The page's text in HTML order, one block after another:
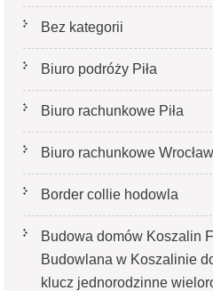
Bez kategorii
Biuro podróży Piła
Biuro rachunkowe Piła
Biuro rachunkowe Wrocław
Border collie hodowla
Budowa domów Koszalin
Budowlana w Koszalinie
klucz jednorodzinne